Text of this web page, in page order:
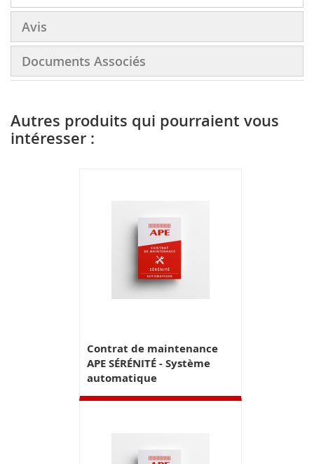
Avis
Documents Associés
Autres produits qui pourraient vous
intéresser :
Contrat de maintenance
APE SÉRÉNITÉ - Système
automatique